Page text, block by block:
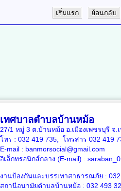
เริ่มแรก ย้อนกลับ
เทศบาลตำบลบ้านหม้อ
27/1 หมู่ 3 ต.บ้านหม้อ อ.เมืองเพชรบุรี จ.
โทร : 032 419 735, โทรสาร 032 419
E-mail : banmorsocial@gmail.com
อิเล็กทรอนิกส์กลาง (E-mail) :
งานป้องกันและบรรเทาสาธารณภัย :
สถานีอนามัยตำบลบ้านหม้อ : 032 493